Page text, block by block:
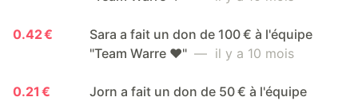
0.42 €
Sara a fait un don de 100 € à l'équipe
"Team Warre ❤️" — il y a 10 mois
0.21 €
Jorn a fait un don de 50 € à l'équipe